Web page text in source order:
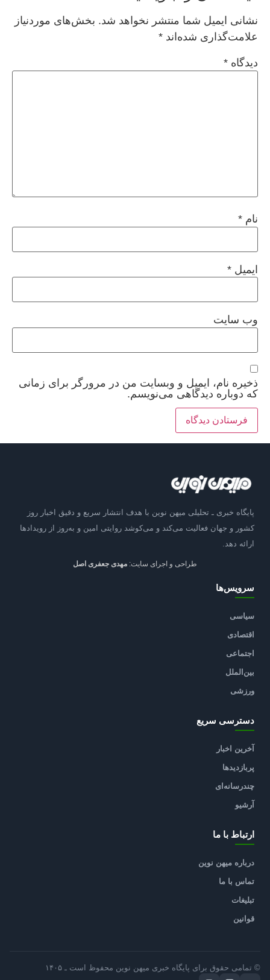
نشانی ایمیل شما منتشر نخواهد شد. بخش‌های موردنیاز
علامت‌گذاری شده‌اند *
دیدگاه *
نام *
ایمیل *
وب‌ سایت
ذخیره نام، ایمیل و وبسایت من در مرورگر برای زمانی
که دوباره دیدگاهی می‌نویسم.
پایگاه خبری ـ تحلیلی میهن نوین با هدف انتشار سریع و دقیق اخبار روز
کشور و جهان فعالیت می‌کند و می‌کوشد روایتی امین و به‌روز از رویدادها
ارائه دهد.
طراحی و اجرای سایت: مهدی جعفری اصل
سرویس‌ها
سیاسی
اقتصادی
اجتماعی
بین‌الملل
ورزشی
دسترسی سریع
آخرین اخبار
پربازدیدها
چندرسانه‌ای
آرشیو
ارتباط با ما
درباره میهن نوین
تماس با ما
تبلیغات
قوانین
© تمامی حقوق برای پایگاه خبری میهن نوین محفوظ است ـ ۱۴۰۵